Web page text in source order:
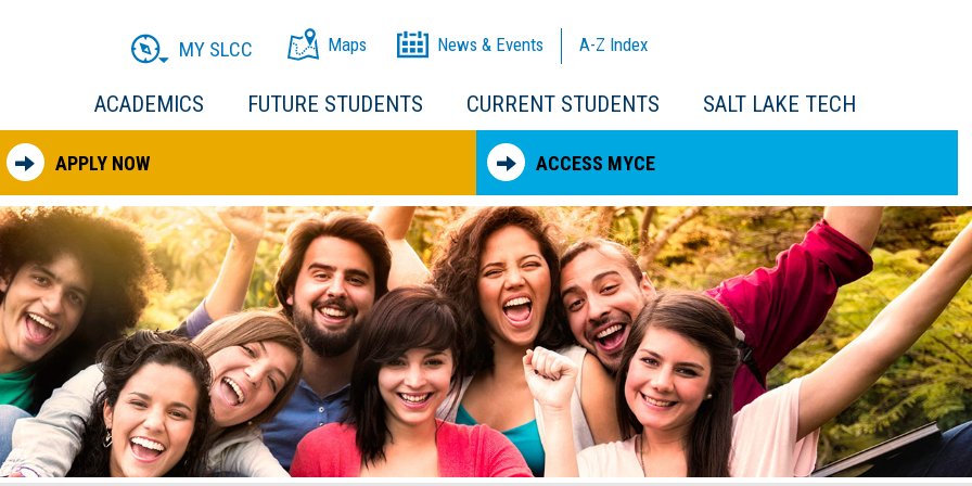
ACADEMICS FUTURE STUDENTS CURRENT STUDENTS SALT LAKE TECH
MY SLCC Maps News & Events A-Z Index
APPLY NOW ACCESS MYCE